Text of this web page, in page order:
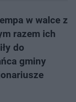
w walce z
razem ich
do
gminy